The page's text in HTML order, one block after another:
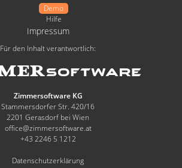
Demo
Hilfe
Impressum
Für den Inhalt verantwortlich:
Zimmersoftware KG
Stammersdorfer Str. 420/16
2201 Gerasdorf bei Wien
office@zimmersoftware.at
+43 2246 5 1212
Datenschutzerklärung